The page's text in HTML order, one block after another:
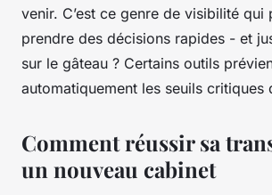
venir. C’est ce genre de visibilité qui
prendre des décisions rapides - et
sur le gâteau ? Certains outils
automatiquement les seuils critiques
Comment réussir sa
un nouveau cabinet